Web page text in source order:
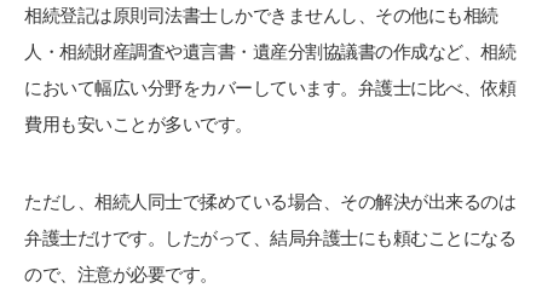
相続登記は原則司法書士しかできませんし、その他にも相続
人・相続財産調査や遺言書・遺産分割協議書の作成など、相続
において幅広い分野をカバーしています。弁護士に比べ、依頼
費用も安いことが多いです。
ただし、相続人同士で揉めている場合、その解決が出来るのは
弁護士だけです。したがって、結局弁護士にも頼むことになる
ので、注意が必要です。